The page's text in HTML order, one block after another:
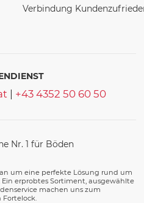
| +43 4352 50 60 50
um eine perfekte Lösung rund um
erprobtes Sortiment, ausgewählte
machen uns zum